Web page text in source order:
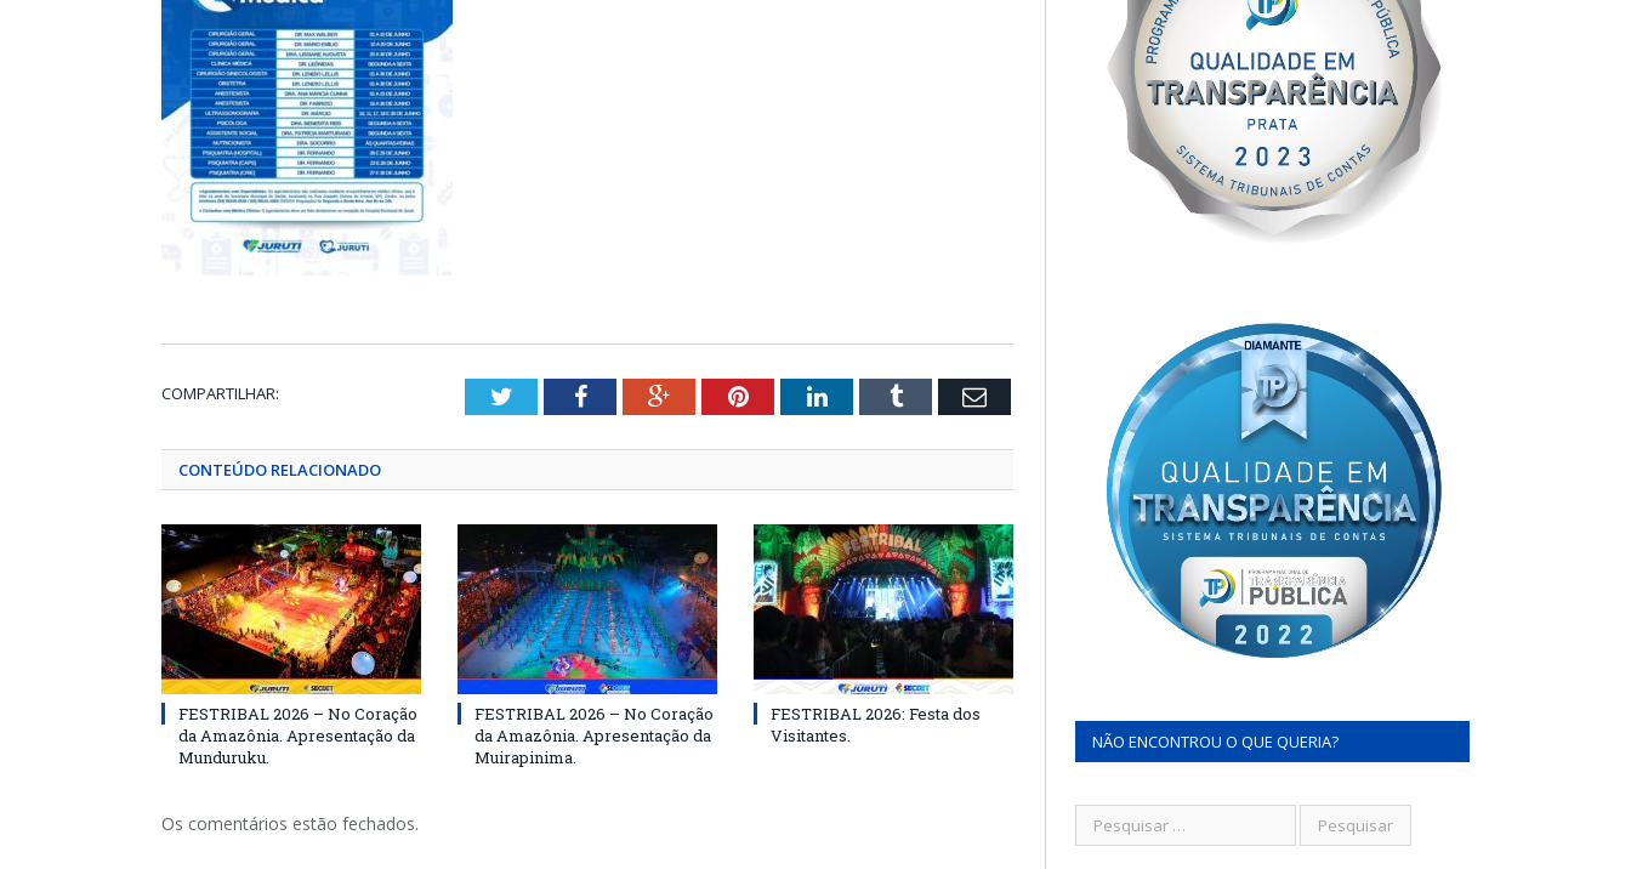
COMPARTILHAR: TwitterFacebookGoogle+PinterestLinkedInTumblr Email
CONTEÚDO RELACIONADO
FESTRIBAL 2026 – No Coração
da Amazônia. Apresentação da
Munduruku.
FESTRIBAL 2026 – No Coração
da Amazônia. Apresentação da
Muirapinima.
FESTRIBAL 2026: Festa dos
Visitantes.
Os comentários estão fechados.
NÃO ENCONTROU O QUE QUERIA?